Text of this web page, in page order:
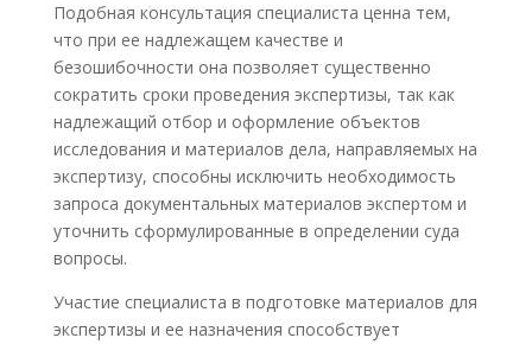
Подобная консультация специалиста ценна тем,
что при ее надлежащем качестве и
безошибочности она позволяет существенно
сократить сроки проведения экспертизы, так как
надлежащий отбор и оформление объектов
исследования и материалов дела, направляемых на
экспертизу, способны исключить необходимость
запроса документальных материалов экспертом и
уточнить сформулированные в определении суда
вопросы.
Участие специалиста в подготовке материалов для
экспертизы и ее назначения способствует